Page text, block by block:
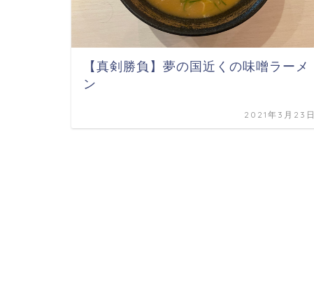
【真剣勝負】夢の国近くの味噌ラーメ
ン
2021年3月23日